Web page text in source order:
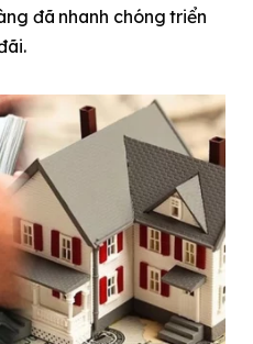
đã nhanh chóng triển